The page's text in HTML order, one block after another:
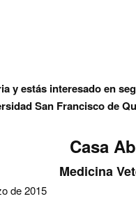
y estás interesado en
San Francisco de
Casa
Medicina
de 2015